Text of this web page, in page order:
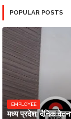
POPULAR POSTS
EMPLOYEE
मध्य प्रदेश: दैनिक